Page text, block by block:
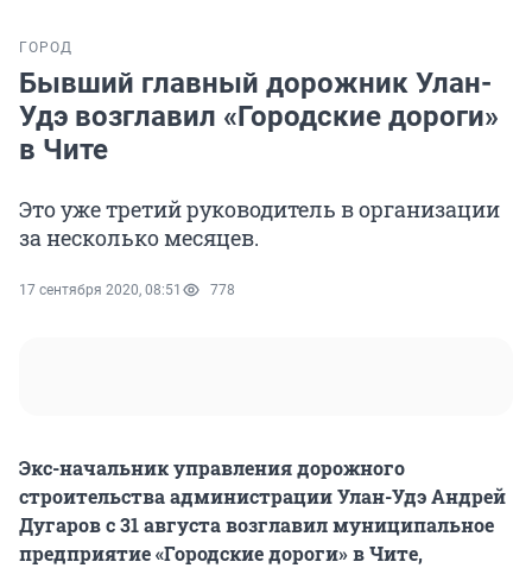
ГОРОД
Бывший главный дорожник Улан-
Удэ возглавил «Городские дороги»
в Чите
Это уже третий руководитель в организации
за несколько месяцев.
17 сентября 2020, 08:51 778
Экс-начальник управления дорожного
строительства администрации Улан-Удэ Андрей
Дугаров с 31 августа возглавил муниципальное
предприятие «Городские дороги» в Чите,